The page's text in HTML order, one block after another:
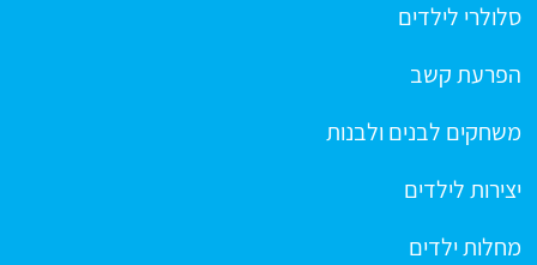
סלולרי לילדים
הפרעת קשב
משחקים לבנים ולבנות
יצירות לילדים
מחלות ילדים